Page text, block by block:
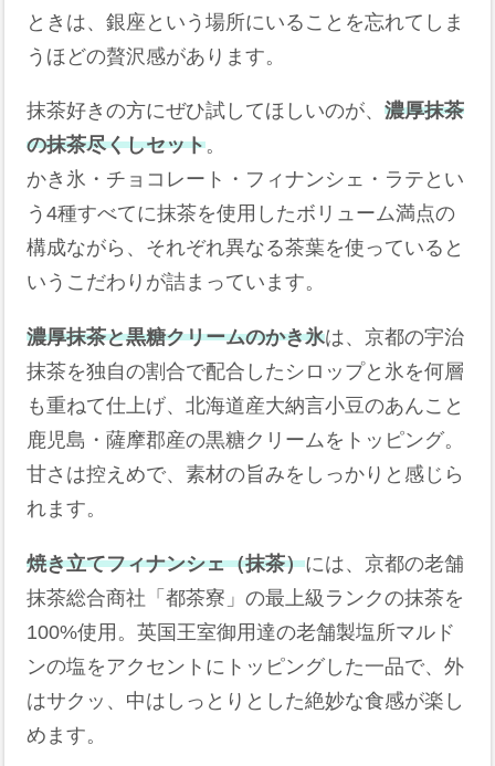
ときは、銀座という場所にいることを忘れてしま
うほどの贅沢感があります。
抹茶好きの方にぜひ試してほしいのが、濃厚抹茶
の抹茶尽くしセット。
かき氷・チョコレート・フィナンシェ・ラテとい
う4種すべてに抹茶を使用したボリューム満点の
構成ながら、それぞれ異なる茶葉を使っていると
いうこだわりが詰まっています。
濃厚抹茶と黒糖クリームのかき氷は、京都の宇治
抹茶を独自の割合で配合したシロップと氷を何層
も重ねて仕上げ、北海道産大納言小豆のあんこと
鹿児島・薩摩郡産の黒糖クリームをトッピング。
甘さは控えめで、素材の旨みをしっかりと感じら
れます。
焼き立てフィナンシェ（抹茶）には、京都の老舗
抹茶総合商社「都茶寮」の最上級ランクの抹茶を
100%使用。英国王室御用達の老舗製塩所マルド
ンの塩をアクセントにトッピングした一品で、外
はサクッ、中はしっとりとした絶妙な食感が楽し
めます。